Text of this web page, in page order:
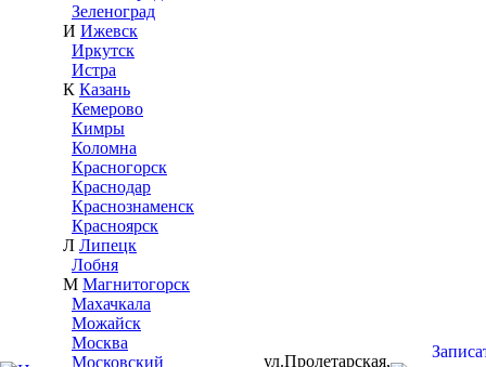
Зеленоград
И Ижевск
Иркутск
Истра
К Казань
Кемерово
Кимры
Коломна
Красногорск
Краснодар
Краснознаменск
Красноярск
Л Липецк
Лобня
М Магнитогорск
Махачкала
Можайск
Москва
Московский
ул.Пролетарская,